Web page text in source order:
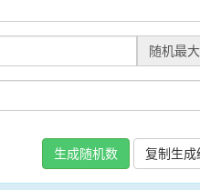
随机最大
生成随机数 复制生成